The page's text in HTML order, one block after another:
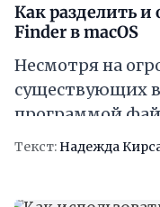
Как разделить
Finder в macOS
Несмотря на
существующих
программой
в macOS,
Текст: Надежда